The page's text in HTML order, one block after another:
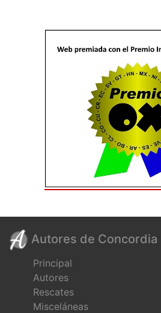
Autores de Concordia
Principal
Autores
Rescates
Misceláneas